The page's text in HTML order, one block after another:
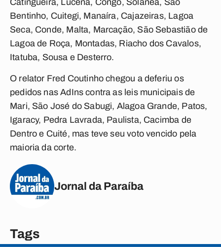
Catingueira, Lucena, Congo, Solânea, São
Bentinho, Cuitegi, Manaíra, Cajazeiras, Lagoa
Seca, Conde, Malta, Marcação, São Sebastião de
Lagoa de Roça, Montadas, Riacho dos Cavalos,
Itatuba, Sousa e Desterro.
O relator Fred Coutinho chegou a deferiu os
pedidos nas AdIns contra as leis municipais de
Mari, São José do Sabugi, Alagoa Grande, Patos,
Igaracy, Pedra Lavrada, Paulista, Cacimba de
Dentro e Cuité, mas teve seu voto vencido pela
maioria da corte.
Jornal da Paraíba
Tags